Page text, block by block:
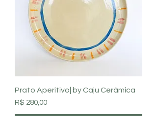
Prato Aperitivo| by Caju Cerâmica
Preço
R$ 280,00